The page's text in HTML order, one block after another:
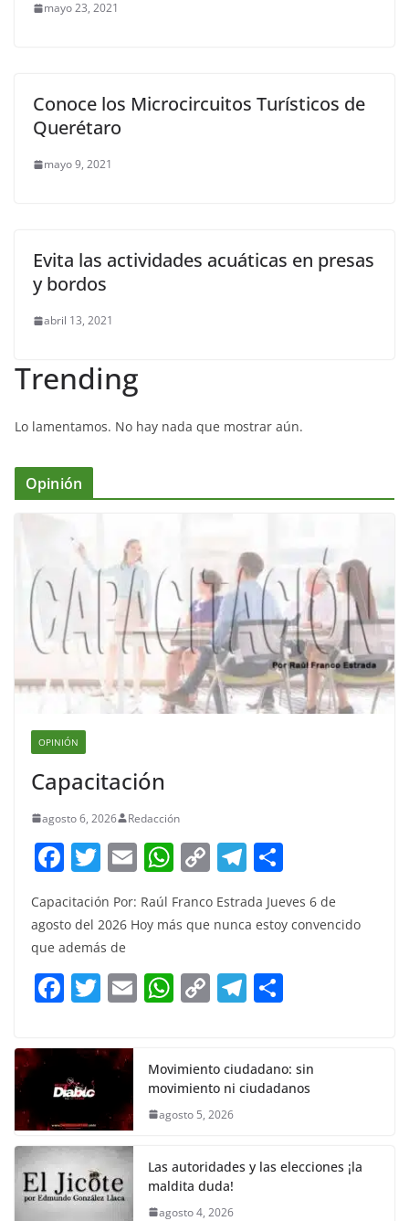
mayo 23, 2021
Conoce los Microcircuitos Turísticos de
Querétaro
mayo 9, 2021
Evita las actividades acuáticas en presas
y bordos
abril 13, 2021
Trending
Lo lamentamos. No hay nada que mostrar aún.
Opinión
OPINIÓN
Capacitación
agosto 6, 2026 Redacción
F
a
c
e
b
o
k
T
itt
er
E
m
ai
W
at
A
p
C
p
Li
n
T
el
e
a
m
ar
e
Capacitación Por: Raúl Franco Estrada Jueves 6 de
agosto del 2026 Hoy más que nunca estoy convencido
que además de
F
c
e
b
o
o
k
T
itt
er
E W
s
A
p
C
y
Li
k
T
gr
a
e
Movimiento ciudadano: sin
movimiento ni ciudadanos
agosto 5, 2026
Las autoridades y las elecciones ¡la
maldita duda!
agosto 4, 2026